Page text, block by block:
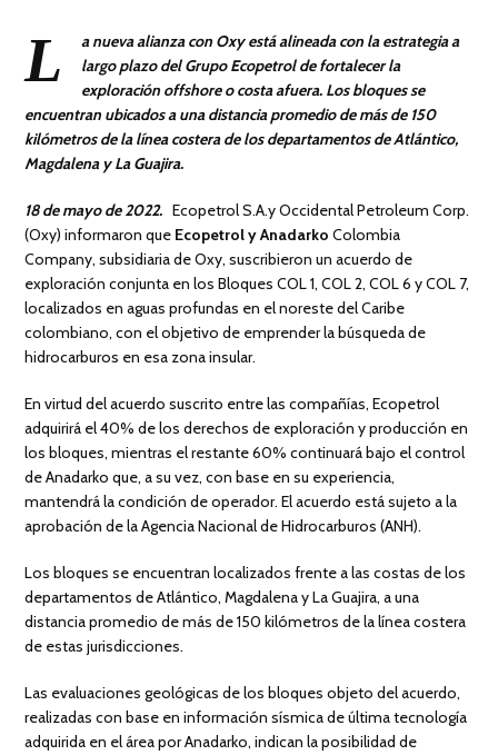
L
a nueva alianza con Oxy está alineada con la estrategia a
largo plazo del Grupo Ecopetrol de fortalecer la
exploración offshore o costa afuera. Los bloques se
encuentran ubicados a una distancia promedio de más de 150
kilómetros de la línea costera de los departamentos de Atlántico,
Magdalena y La Guajira.
18 de mayo de 2022. Ecopetrol S.A.y Occidental Petroleum Corp.
(Oxy) informaron que Ecopetrol y AnadarkoColombia
Company, subsidiaria de Oxy, suscribieron un acuerdo de
exploración conjunta en los Bloques COL 1, COL 2, COL 6 y COL 7,
localizados en aguas profundas en el noreste del Caribe
colombiano, con el objetivo de emprender la búsqueda de
hidrocarburos en esa zona insular.
En virtud del acuerdo suscrito entre las compañías, Ecopetrol
adquirirá el 40% de los derechos de exploración y producción en
los bloques, mientras el restante 60% continuará bajo el control
de Anadarko que, a su vez, con base en su experiencia,
mantendrá la condición de operador. El acuerdo está sujeto a la
aprobación de la Agencia Nacional de Hidrocarburos (ANH).
Los bloques se encuentran localizados frente a las costas de los
departamentos de Atlántico, Magdalena y La Guajira, a una
distancia promedio de más de 150 kilómetros de la línea costera
de estas jurisdicciones.
Las evaluaciones geológicas de los bloques objeto del acuerdo,
realizadas con base en información sísmica de última tecnología
adquirida en el área por Anadarko, indican la posibilidad de